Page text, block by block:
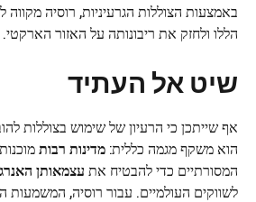
באמצעות הצוללות הגרעיניות, רוסיה
הללו ולחזק את ריבונותה על האזור הארקטי.
שיט אל העתיד
הוא משקף מגמה כללית: מדינות רבות
המסורתיים כדי להבטיח את עצמאותן
לשווקים העולמיים. עבור רוסיה, המשמעות